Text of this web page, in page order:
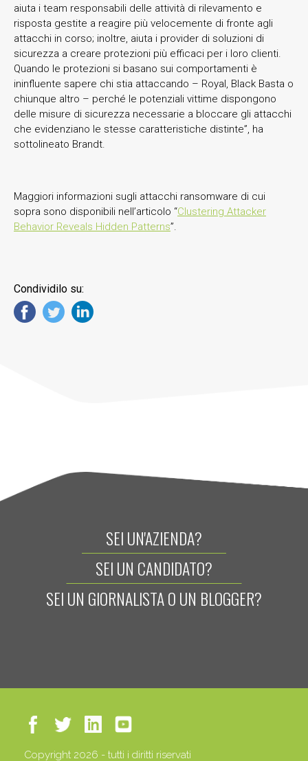
aiuta i team responsabili delle attività di rilevamento e
risposta gestite a reagire più velocemente di fronte agli
attacchi in corso; inoltre, aiuta i provider di soluzioni di
sicurezza a creare protezioni più efficaci per i loro clienti.
Quando le protezioni si basano sui comportamenti è
ininfluente sapere chi stia attaccando – Royal, Black Basta o
chiunque altro – perché le potenziali vittime dispongono
delle misure di sicurezza necessarie a bloccare gli attacchi
che evidenziano le stesse caratteristiche distinte”, ha
sottolineato Brandt.
Maggiori informazioni sugli attacchi ransomware di cui
sopra sono disponibili nell’articolo “Clustering Attacker
Behavior Reveals Hidden Patterns”.
Condividilo su:
SEI UN'AZIENDA?
SEI UN CANDIDATO?
SEI UN GIORNALISTA O UN BLOGGER?
Copyright 2026 - tutti i diritti riservati